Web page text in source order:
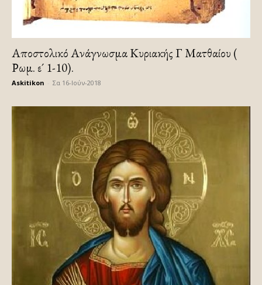
Αποστολικό Ανάγνωσμα Κυριακής Γ Ματθαίου (
Ρωμ. ε´ 1-10).
Askitikon Σα 16-Ιούν-2018